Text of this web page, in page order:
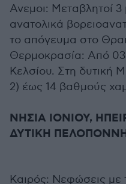
Ανεμοι: Μεταβλητοί
ανατολικά
το απόγευμα στο
Θερμοκρασία: Από
Κελσίου. Στη δυτική
2) έως 14 βαθμούς
ΝΗΣΙΑ ΙΟΝΙΟΥ,
ΔΥΤΙΚΗ
Καιρός: Νεφώσεις με